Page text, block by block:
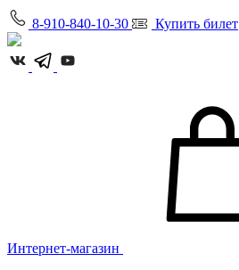
8-910-840-10-30 Купить билет
Интернет-магазин